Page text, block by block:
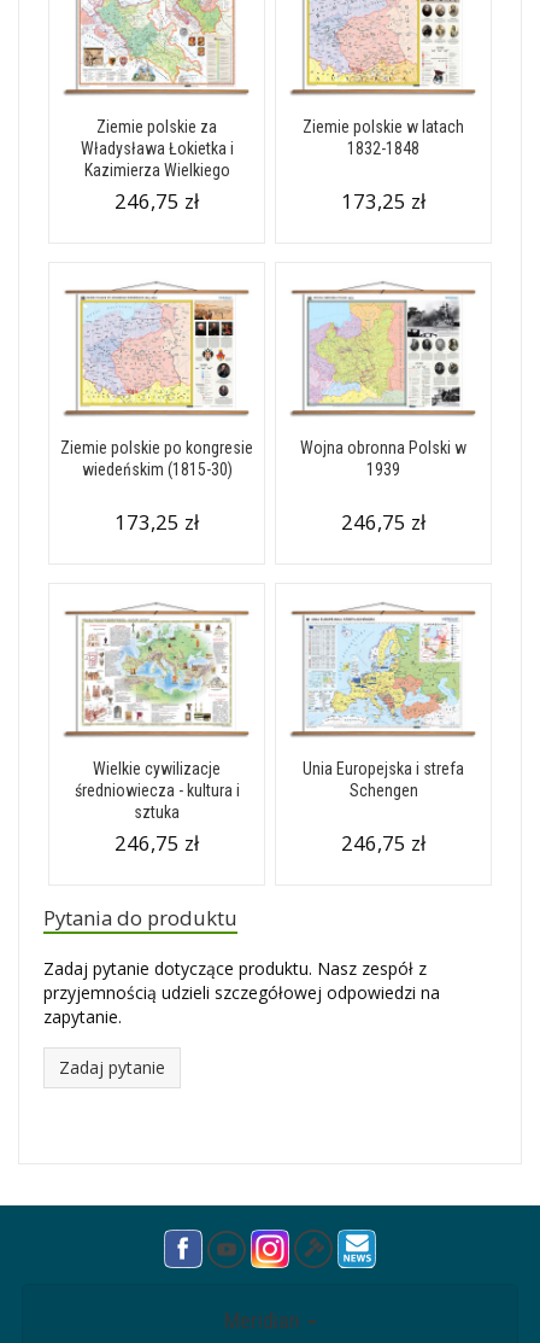
Ziemie polskie za
Władysława Łokietka i
Kazimierza Wielkiego
246,75 zł
Ziemie polskie w latach
1832-1848
173,25 zł
Ziemie polskie po kongresie
wiedeńskim (1815-30)
173,25 zł
Wojna obronna Polski w
1939
246,75 zł
Wielkie cywilizacje
średniowiecza - kultura i
sztuka
246,75 zł
Unia Europejska i strefa
Schengen
246,75 zł
Pytania do produktu
Zadaj pytanie dotyczące produktu. Nasz zespół z
przyjemnością udzieli szczegółowej odpowiedzi na
zapytanie.
Zadaj pytanie
Meridian